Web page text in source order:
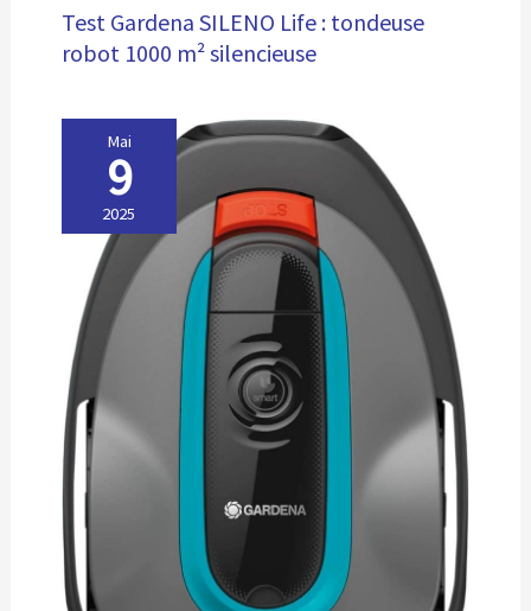
Test Gardena SILENO Life : tondeuse
robot 1000 m² silencieuse
Mai
9
2025